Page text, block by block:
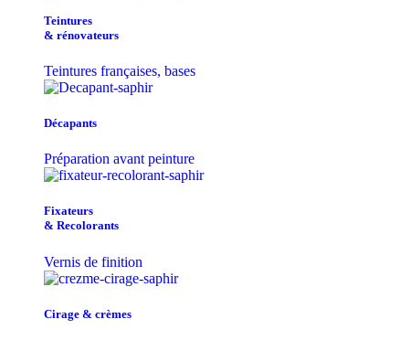
Teintu​res
& r​é​novateurs
Teintures françaises, bases
Décapants
Préparation avant peinture
Fixateurs
& Recolorants
Vernis de finition
Cirage & crèmes